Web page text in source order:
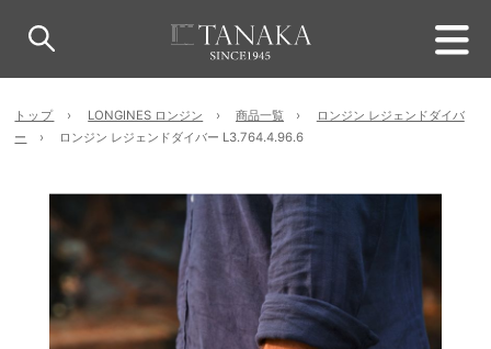
トップ LONGINES ロンジン 商品一覧
ロンジン レジェンドダイバ
ー
ロンジン レジェンドダイバー L3.764.4.96.6